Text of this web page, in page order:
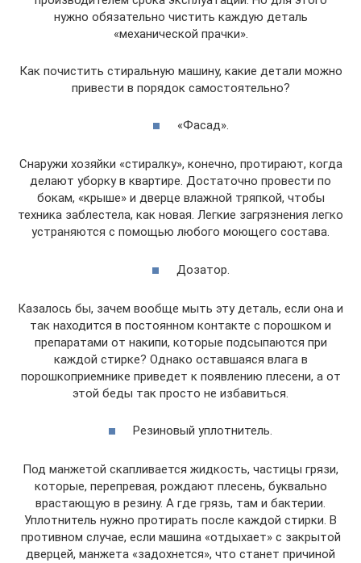
нужно обязательно чистить каждую деталь
«механической прачки».
Как почистить стиральную машину, какие детали можно
привести в порядок самостоятельно?
«Фасад».
Снаружи хозяйки «стиралку», конечно, протирают, когда
делают уборку в квартире. Достаточно провести по
бокам, «крыше» и дверце влажной тряпкой, чтобы
техника заблестела, как новая. Легкие загрязнения легко
устраняются с помощью любого моющего состава.
Дозатор.
Казалось бы, зачем вообще мыть эту деталь, если она и
так находится в постоянном контакте с порошком и
препаратами от накипи, которые подсыпаются при
каждой стирке? Однако оставшаяся влага в
порошкоприемнике приведет к появлению плесени, а от
этой беды так просто не избавиться.
Резиновый уплотнитель.
Под манжетой скапливается жидкость, частицы грязи,
которые, перепревая, рождают плесень, буквально
врастающую в резину. А где грязь, там и бактерии.
Уплотнитель нужно протирать после каждой стирки. В
противном случае, если машина «отдыхает» с закрытой
дверцей, манжета «задохнется», что станет причиной